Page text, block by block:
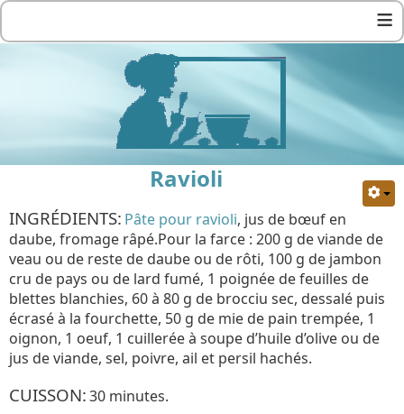
≡
Ravioli
INGRÉDIENTS: Pâte pour ravioli, jus de bœuf en
daube, fromage râpé.Pour la farce : 200 g de viande de
veau ou de reste de daube ou de rôti, 100 g de jambon
cru de pays ou de lard fumé, 1 poignée de feuilles de
blettes blanchies, 60 à 80 g de brocciu sec, dessalé puis
écrasé à la fourchette, 50 g de mie de pain trempée, 1
oignon, 1 oeuf, 1 cuillerée à soupe d’huile d’olive ou de
jus de viande, sel, poivre, ail et persil hachés.
CUISSON:30 minutes.